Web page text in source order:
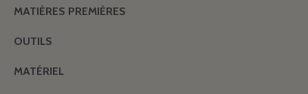
MATIÈRES PREMIÈRES
OUTILS
MATÉRIEL